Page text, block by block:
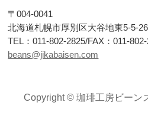
〒004-0041
北海道札幌市厚別区大谷地東5-5-26
TEL：011-802-2825/FAX：011-
beans@jikabaisen.com
Copyright ©珈琲工房ビーン